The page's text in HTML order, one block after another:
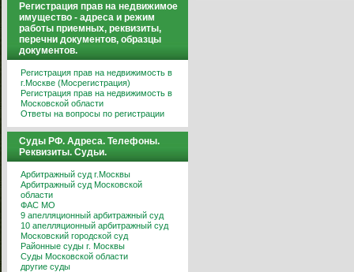
Регистрация прав на недвижимое
имущество - адреса и режим
работы приемных, реквизиты,
перечни документов, образцы
документов.
Регистрация прав на недвижимость в
г.Москве (Мосрегистрация)
Регистрация прав на недвижимость в
Московской области
Ответы на вопросы по регистрации
Суды РФ. Адреса. Телефоны.
Реквизиты. Судьи.
Арбитражный суд г.Москвы
Арбитражный суд Московской
области
ФАС МО
9 апелляционный арбитражный суд
10 апелляционный арбитражный суд
Московский городской суд
Районные суды г. Москвы
Суды Московской области
другие суды